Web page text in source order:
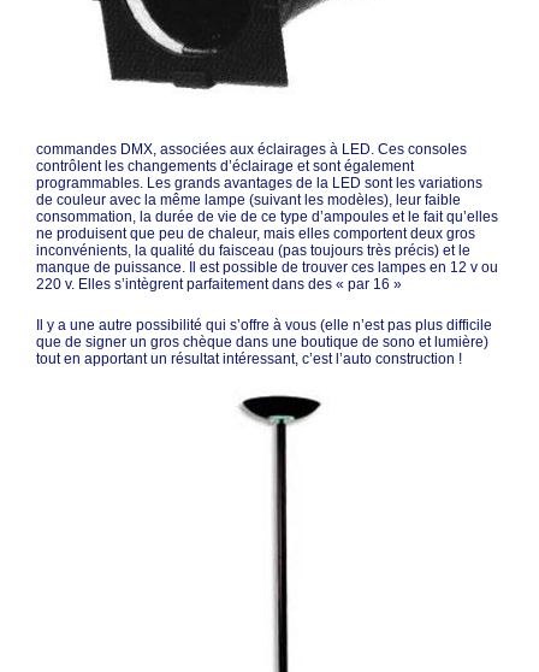
commandes DMX, associées aux éclairages à LED. Ces consoles
contrôlent les changements d’éclairage et sont également
programmables. Les grands avantages de la LED sont les variations
de couleur avec la même lampe (suivant les modèles), leur faible
consommation, la durée de vie de ce type d’ampoules et le fait qu’elles
ne produisent que peu de chaleur, mais elles comportent deux gros
inconvénients, la qualité du faisceau (pas toujours très précis) et le
manque de puissance. Il est possible de trouver ces lampes en 12 v ou
220 v. Elles s’intègrent parfaitement dans des « par 16 »
Il y a une autre possibilité qui s’offre à vous (elle n’est pas plus difficile
que de signer un gros chèque dans une boutique de sono et lumière)
tout en apportant un résultat intéressant, c’est l’auto construction !